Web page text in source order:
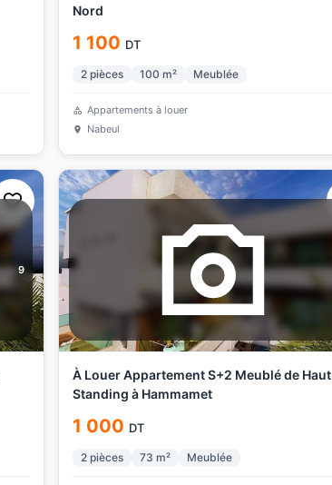
Nord
1 100 DT
2 pièces 100 m² Meublée
Appartements à louer
Nabeul
9
À Louer Appartement S+2 Meublé de Haut
Standing à Hammamet
1 000 DT
2 pièces 73 m² Meublée